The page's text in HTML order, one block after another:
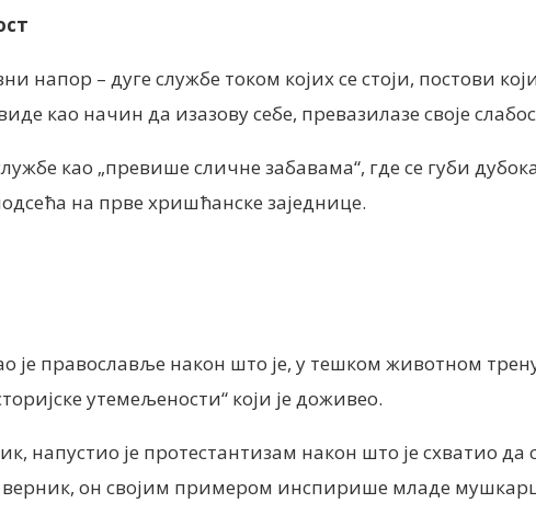
напор – дуге службе током којих се стоји, постови
као начин да изазову себе, превазилазе своје
као „превише сличне забавама“, где се губи
на прве хришћанске заједнице.
православље након што је, у тешком животном
утемељености“ који је доживео.
напустио је протестантизам након што је схватио да
верник, он својим примером инспирише младе